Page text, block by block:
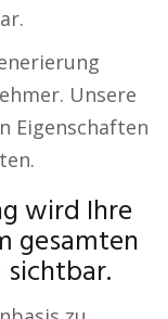
Unsere
Eigenschaften
wird Ihre
gesamten